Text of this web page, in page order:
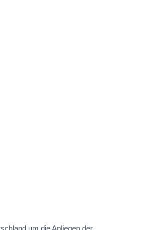
um die Anliegen der